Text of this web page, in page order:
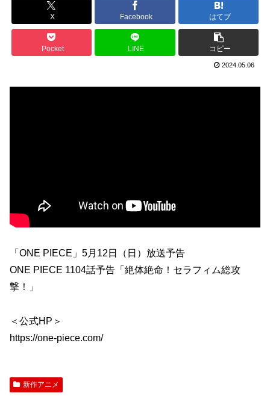
X Facebook はてブ
Pocket LINE コピー
2024.05.06
「ONE PIECE」5月12日（日）放送予告
ONE PIECE 1104話予告「絶体絶命！セラフィム総攻
撃！」
＜公式HP＞
https://one-piece.com/
新作アニメ